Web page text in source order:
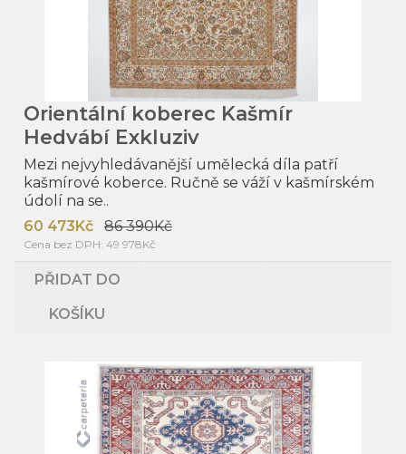
Orientální koberec Kašmír
Hedvábí Exkluziv
Mezi nejvyhledávanější umělecká díla patří
kašmírové koberce. Ručně se váží v kašmírském
údolí na se..
60 473Kč
86 390Kč
Cena bez DPH: 49 978Kč
PŘIDAT DO
KOŠÍKU